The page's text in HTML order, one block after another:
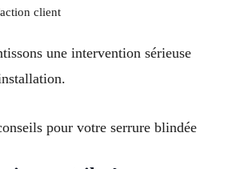
client
une intervention sérieuse
pour votre serrure blindée